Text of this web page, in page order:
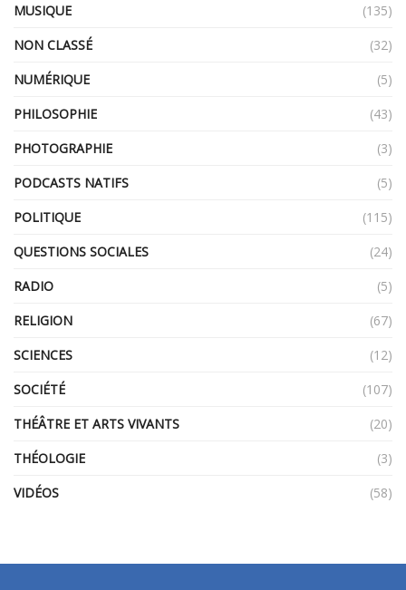
MUSIQUE
(135)
NON CLASSÉ
(32)
NUMÉRIQUE
(5)
PHILOSOPHIE
(43)
PHOTOGRAPHIE
(3)
PODCASTS NATIFS
(5)
POLITIQUE
(115)
QUESTIONS SOCIALES
(24)
RADIO
(5)
RELIGION
(67)
SCIENCES
(12)
SOCIÉTÉ
(107)
THÉÂTRE ET ARTS VIVANTS
(20)
THÉOLOGIE
(3)
VIDÉOS
(58)